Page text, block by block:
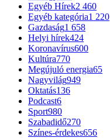
Egyéb Hírek2 460
Egyéb kategória1 220
Gazdaság1 658
Helyi hírek424
Koronavírus600
Kultúra770
Megújuló energia65
Nagyvilág949
Oktatás136
Podcast6
Sport980
Szabadidő270
Színes-érdekes656